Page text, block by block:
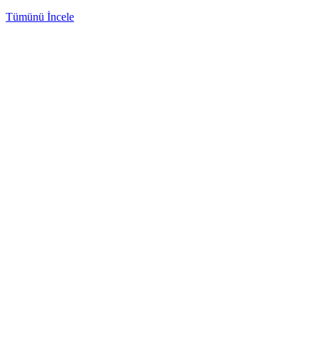
Tümünü İncele